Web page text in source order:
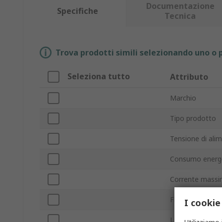
Specifiche
Documentazione
Tecnica
Trova prodotti simili selezionando uno
Seleziona tutto Attributo
Marchio
Tipo prodotto
Tensione di
Consumo
Corrente
Flusso d'aria
Livello rumore
I